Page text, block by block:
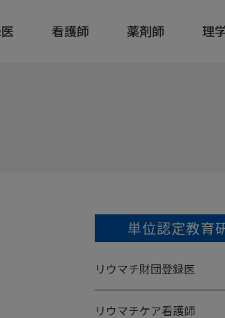
看護師 薬剤師 理
単位認定教育
リウマチ財団登録医
リウマチケア看護師